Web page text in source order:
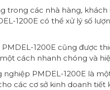
trong các nhà hàng,
1200E có thể xử lý số
1200E cũng được
cách nhanh chóng và
nghiệp PMDEL-1200E là
các cơ sở kinh doanh